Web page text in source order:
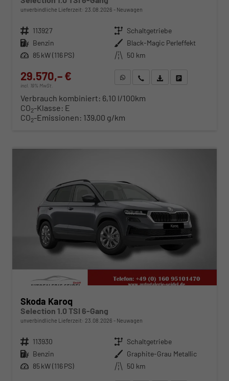
unverbindliche Lieferzeit: 23.08.2026 Neuwagen
Fahrzeugnr. 113927 Getriebe Schaltgetriebe
Kraftstoff Benzin Außenfarbe Black-Magic Perleffekt
Leistung 85 kW (116 PS) Kilometerstand 50 km
29.570,– €
incl. 19% MwSt.
WhatsApp anfragen
Wir rufen Sie anFahrzeugexposé (PDF)
Verbrauch kombiniert: 6,10 l/100km
CO2-Klasse: E
CO2-Emissionen: 139,00 g/km
Skoda Karoq
Selection 1.0 TSI 6-Gang
unverbindliche Lieferzeit: 23.08.2026 Neuwagen
Fahrzeugnr. 113930 Getriebe Schaltgetriebe
Kraftstoff Benzin Außenfarbe Graphite-Grau Metallic
Leistung 85 kW (116 PS) Kilometerstand 50 km